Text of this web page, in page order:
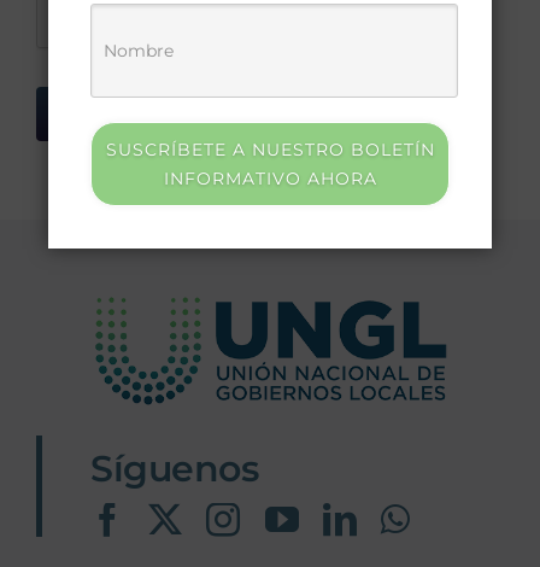
Síguenos
SUSCRÍBETE A NUESTRO BOLETÍN
INFORMATIVO AHORA